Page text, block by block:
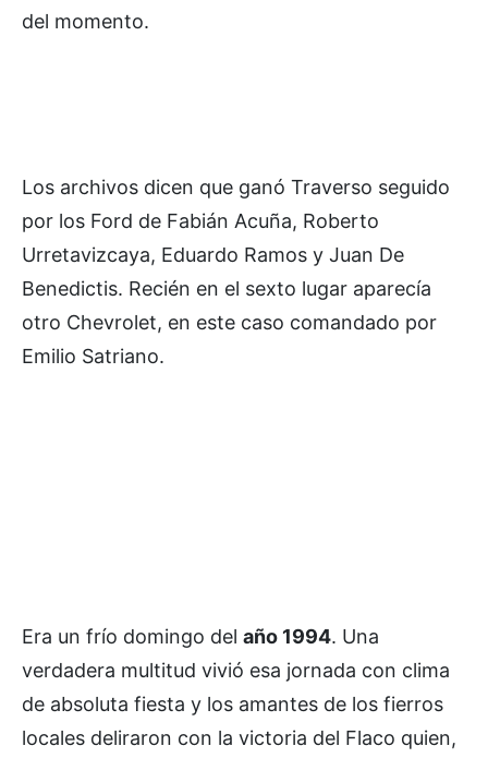
del momento.
Los archivos dicen que ganó Traverso seguido
por los Ford de Fabián Acuña, Roberto
Urretavizcaya, Eduardo Ramos y Juan De
Benedictis. Recién en el sexto lugar aparecía
otro Chevrolet, en este caso comandado por
Emilio Satriano.
Era un frío domingo del año 1994. Una
verdadera multitud vivió esa jornada con clima
de absoluta fiesta y los amantes de los fierros
locales deliraron con la victoria del Flaco quien,